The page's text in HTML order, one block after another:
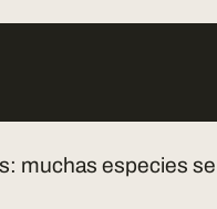
muchas especies se